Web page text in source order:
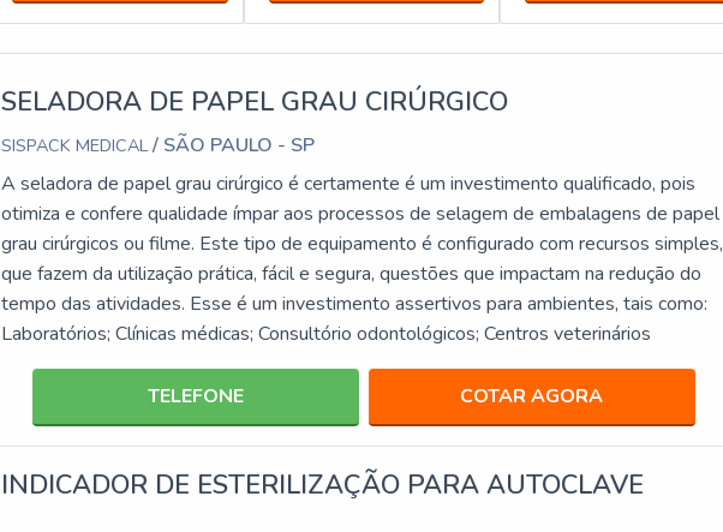
SELADORA DE PAPEL GRAU CIRÚRGICO
SISPACK MEDICAL/ SÃO PAULO - SP
A seladora de papel grau cirúrgico é certamente é um investimento qualificado, pois
otimiza e confere qualidade ímpar aos processos de selagem de embalagens de papel
grau cirúrgicos ou filme. Este tipo de equipamento é configurado com recursos simples,
que fazem da utilização prática, fácil e segura, questões que impactam na redução do
tempo das atividades. Esse é um investimento assertivos para ambientes, tais como:
Laboratórios; Clínicas médicas; Consultório odontológicos; Centros veterinários
TELEFONE COTAR AGORA
INDICADOR DE ESTERILIZAÇÃO PARA AUTOCLAVE